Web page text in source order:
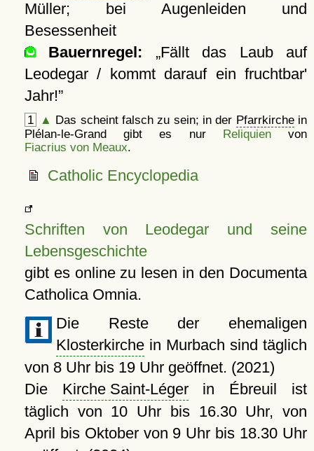
Müller; bei Augenleiden und
Besessenheit
Bauernregel:
Fällt das Laub auf
Leodegar / kommt darauf ein fruchtbar'
Jahr!
1 ▲ Das scheint falsch zu sein; in der Pfarrkirchein
Plélan-le-Grand gibt es nur Reliquienvon
Fiacrius von Meaux
Catholic Encyclopedia
Schriften von Leodegar und seine
Lebensgeschichte
gibt es online zu lesen in den Documenta
Catholica Omnia.
Die Reste der ehemaligen
Klosterkirchein Murbach sind täglich
von 8 Uhr bis 19 Uhr geöffnet. (2021)
Die Kirche Saint-Légerin Ébreuil ist
täglich von 10 Uhr bis 16.30 Uhr, von
April bis Oktober von 9 Uhr bis 18.30 Uhr